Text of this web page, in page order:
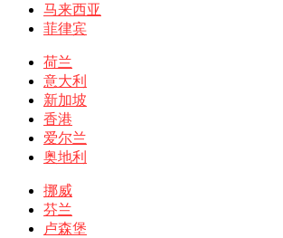
马来西亚
菲律宾
荷兰
意大利
新加坡
香港
爱尔兰
奥地利
挪威
芬兰
卢森堡